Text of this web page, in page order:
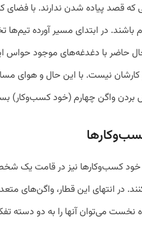
قصد پیاده شدن ندارند. با فضای
باشند. در ابتدای مسیر آورده
حال حاضر با دغدغه‌های موجود حواس
کارشان نیست. با این حال و هوای
بردن واگن چهارم (خود کسب‌و‌کار)
خود کسب‌و‌کارها نیز در قامت
در انتهای این قطار، واگن‌های
نخست می‌توان آنها را به دو دسته